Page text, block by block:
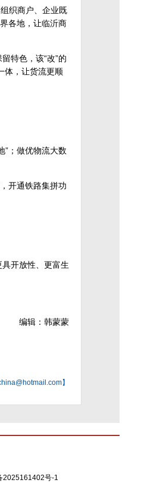
织商户、企业既
各地，让临沂商
特色，该“改”的
体，让货流更顺
”；做优物流大数
开通铁路集拼功
具开放性、更富生
编辑：韩蒙蒙
】